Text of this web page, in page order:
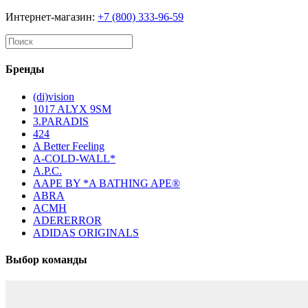
Интернет-магазин: +7 (800) 333-96-59
Бренды
(di)vision
1017 ALYX 9SM
3.PARADIS
424
A Better Feeling
A-COLD-WALL*
A.P.C.
AAPE BY *A BATHING APE®
ABRA
ACMH
ADERERROR
ADIDAS ORIGINALS
Выбор команды